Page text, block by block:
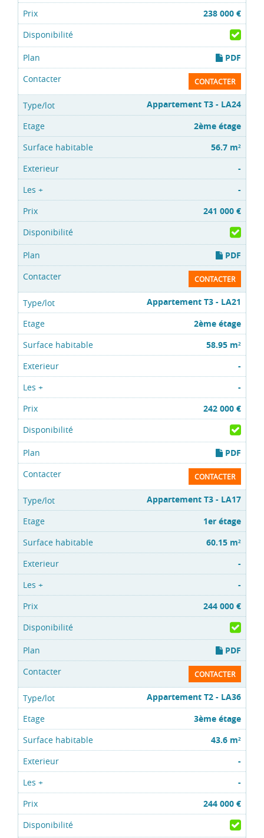
238 000 €
PDF
CONTACTER
Appartement T3 - LA24
2ème étage
56.7 m2
-
-
241 000 €
PDF
CONTACTER
Appartement T3 - LA21
2ème étage
58.95 m2
-
-
242 000 €
PDF
CONTACTER
Appartement T3 - LA17
1er étage
60.15 m2
-
-
244 000 €
PDF
CONTACTER
Appartement T2 - LA36
3ème étage
43.6 m2
-
-
244 000 €